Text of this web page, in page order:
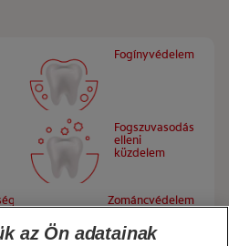
KÜLDETÉSÜNK
SZÁJHIGIÉNÉS ÁLLAPOTFELMÉRÉS
TERMÉKAJÁNLÁS
KÜLDETÉSÜNK
ÁLLAPOTFELMÉRÉS
TERMÉKAJÁNLÁS
Fogínyvédelem
Fogszuvasodás
elleni
küzdelem
Zománcvédelem
az Ön adatainak